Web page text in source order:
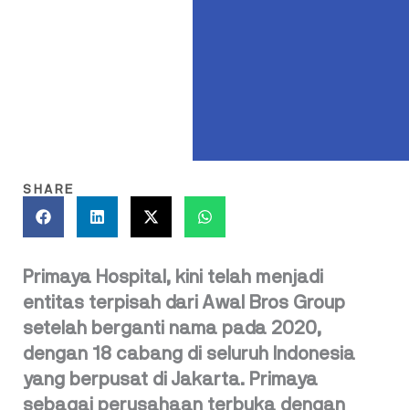
SHARE
Primaya Hospital, kini telah menjadi
entitas terpisah dari Awal Bros Group
setelah berganti nama pada 2020,
dengan 18 cabang di seluruh Indonesia
yang berpusat di Jakarta. Primaya
sebagai perusahaan terbuka dengan